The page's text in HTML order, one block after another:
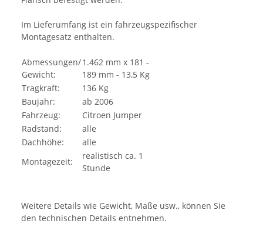
Im Lieferumfang ist ein fahrzeugspezifischer
Montagesatz enthalten.
Abmessungen/
Gewicht:
1.462 mm x 181 -
189 mm - 13,5 Kg
Tragkraft:
136 Kg
Baujahr:
ab 2006
Fahrzeug:
Citroen Jumper
Radstand:
alle
Dachhöhe:
alle
Montagezeit:
realistisch ca. 1
Stunde
Weitere Details wie Gewicht, Maße usw., können Sie
den technischen Details entnehmen.